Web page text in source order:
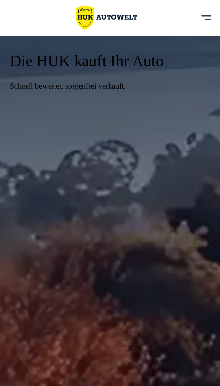
Die HUK kauft Ihr Auto
Schnell bewertet, sorgenfrei verkauft.